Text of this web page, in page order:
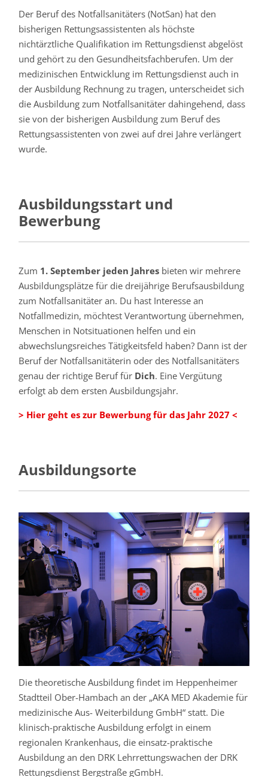
Der Beruf des Notfallsanitäters (NotSan) hat den
bisherigen Rettungsassistenten als höchste
nichtärztliche Qualifikation im Rettungsdienst abgelöst
und gehört zu den Gesundheitsfachberufen. Um der
medizinischen Entwicklung im Rettungsdienst auch in
der Ausbildung Rechnung zu tragen, unterscheidet sich
die Ausbildung zum Notfallsanitäter dahingehend, dass
sie von der bisherigen Ausbildung zum Beruf des
Rettungsassistenten von zwei auf drei Jahre verlängert
wurde.
Ausbildungsstart und
Bewerbung
Zum 1. September jeden Jahres bieten wir mehrere
Ausbildungsplätze für die dreijährige Berufsausbildung
zum Notfallsanitäter an. Du hast Interesse an
Notfallmedizin, möchtest Verantwortung übernehmen,
Menschen in Notsituationen helfen und ein
abwechslungsreiches Tätigkeitsfeld haben? Dann ist der
Beruf der Notfallsanitäterin oder des Notfallsanitäters
genau der richtige Beruf für Dich. Eine Vergütung
erfolgt ab dem ersten Ausbildungsjahr.
> Hier geht es zur Bewerbung für das Jahr 2027 <
Ausbildungsorte
Die theoretische Ausbildung findet im Heppenheimer
Stadtteil Ober-Hambach an der „AKA MED Akademie für
medizinische Aus- Weiterbildung GmbH“ statt. Die
klinisch-praktische Ausbildung erfolgt in einem
regionalen Krankenhaus, die einsatz-praktische
Ausbildung an den DRK Lehrrettungswachen der DRK
Rettungsdienst Bergstraße gGmbH.